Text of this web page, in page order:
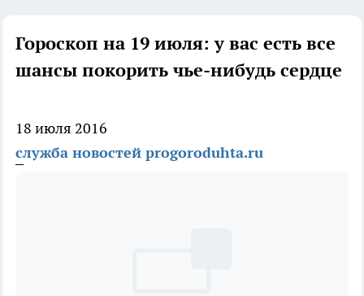
Гороскоп на 19 июля: у вас есть все
шансы покорить чье-нибудь сердце
18 июля 2016
служба новостей progoroduhta.ru